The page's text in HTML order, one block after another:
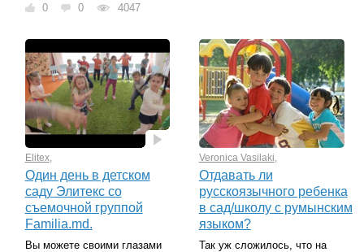
0
0 4047
Elitex,
Один день в детском
саду Элитекс со
съемочной группой
Familia.md.
Вы можете своими глазами
Veronica Vasilaki
Отдавать ли
русскоязычного ребенка
в сад/школу с румынским
языком?
Так уж сложилось, что на